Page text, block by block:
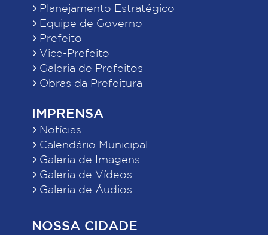
Planejamento Estratégico
Equipe de Governo
Prefeito
Vice-Prefeito
Galeria de Prefeitos
Obras da Prefeitura
IMPRENSA
Notícias
Calendário Municipal
Galeria de Imagens
Galeria de Vídeos
Galeria de Áudios
NOSSA CIDADE